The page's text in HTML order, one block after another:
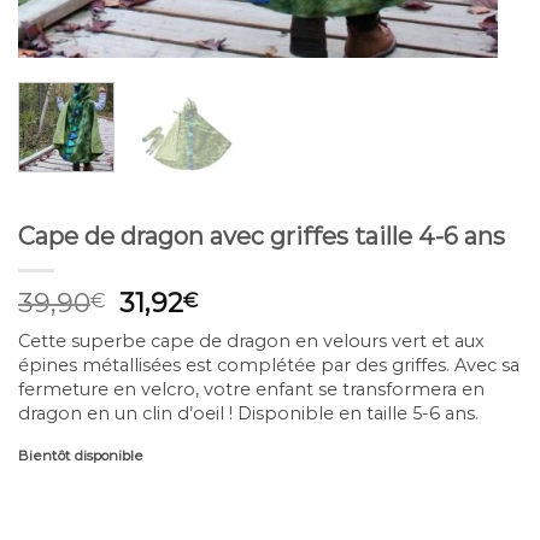
Cape de dragon avec griffes taille 4-6 ans
39,90€ Original
price
was:
39,90€.
31,92€Current
price
is:
31,92€.
Cette superbe cape de dragon en velours vert et aux
épines métallisées est complétée par des griffes. Avec sa
fermeture en velcro, votre enfant se transformera en
dragon en un clin d’oeil ! Disponible en taille 5-6 ans.
Bientôt disponible